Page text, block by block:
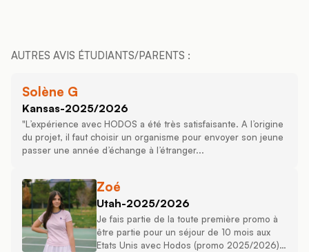
AUTRES AVIS ÉTUDIANTS/PARENTS :
Solène G
Kansas-2025/2026
"L’expérience avec HODOS a été très satisfaisante. A l’origine
du projet, il faut choisir un organisme pour envoyer son jeune
passer une année d’échange à l’étranger...
Zoé
Utah-2025/2026
Je fais partie de la toute première promo à
être partie pour un séjour de 10 mois aux
Etats Unis avec Hodos (promo 2025/2026).